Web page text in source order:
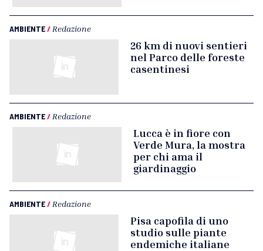
AMBIENTE/ Redazione
26 km di nuovi sentieri
nel Parco delle foreste
casentinesi
AMBIENTE/ Redazione
Lucca è in fiore con
Verde Mura, la mostra
per chi ama il
giardinaggio
AMBIENTE/ Redazione
Pisa capofila di uno
studio sulle piante
endemiche italiane